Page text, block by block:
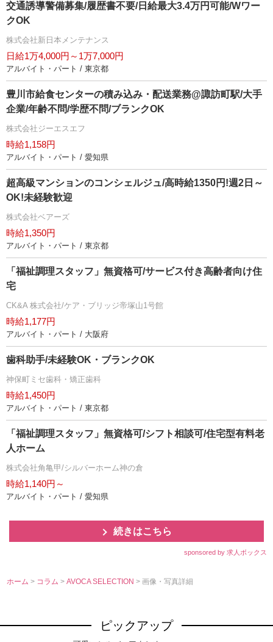
交通誘導警備募集/履歴書不要/日給最大3.4万円可能/Wワー
クOK
株式会社新日本メンテナンス
日給1万4,000円～1万7,000円
アルバイト・パート / 東京都
豊川市給食センターの積み込み・配送業務@諏訪町駅/大手
企業/年齢不問/学歴不問/ブランクOK
株式会社ジーエスエフ
時給1,158円
アルバイト・パート / 愛知県
超高級マンションのコンシェルジュ/高時給1350円!週2日～
OK!未経験歓迎
株式会社ベアーズ
時給1,350円
アルバイト・パート / 東京都
「福祉調理スタッフ」無資格可/サービス付き高齢者向け住
宅
CK&A 株式会社/ケア・ブリッジ帝塚山1号館
時給1,177円
アルバイト・パート / 大阪府
歯科助手/未経験OK・ブランクOK
神保町ミセ歯科・矯正歯科
時給1,450円
アルバイト・パート / 東京都
「福祉調理スタッフ」無資格可/シフト相談可/住宅型有料老
人ホーム
株式会社角亀甲/シルバーホーム神の倉
時給1,140円～
アルバイト・パート / 愛知県
続きはこちら
sponsored by 求人ボックス
ホーム > コラム>AVOCA SELECTION> 画像・写真詳細
ピックアップ